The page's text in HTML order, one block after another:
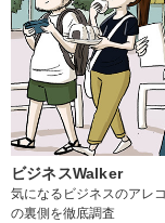
ビジネスWalker
気になるビジネスのアレ
の裏側を徹底調査